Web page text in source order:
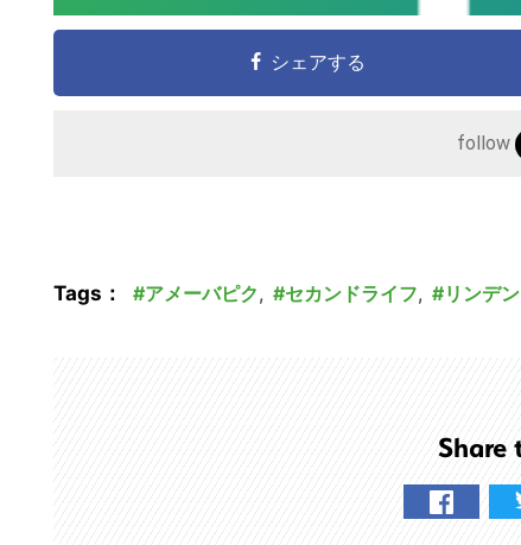
シェアする
follow
Tags： アメーバピク, セカンドライフ, リンデ
Share
の
を
る